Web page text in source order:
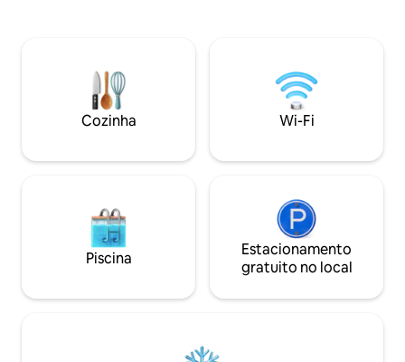
do Estádio BOA 18 minutos para o
Aeroporto Charlotte Douglas 23
minutos de carro até Carowinds 3
minutos a pé até a parada de ônibus
região!
detalhes
esta casa na
para criar memórias. ✔ Jacuzzi ✔
externa ✔ Rede
Cozinha Wi-Fi
Piscina
Estacionamento
gratuito no local